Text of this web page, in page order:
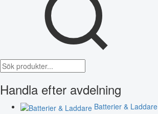
Handla efter avdelning
Batterier & Laddare